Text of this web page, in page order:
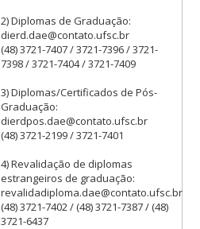
2) Diplomas de Graduação:
dierd.dae@contato.ufsc.br
(48) 3721-7407 / 3721-7396 / 3721-
7398 / 3721-7404 / 3721-7409
3) Diplomas/Certificados de Pós-
Graduação:
dierdpos.dae@contato.ufsc.br
(48) 3721-2199 / 3721-7401
4) Revalidação de diplomas
estrangeiros de graduação:
revalidadiploma.dae@contato.ufsc.br
(48) 3721-7402 / (48) 3721-7387 / (48)
3721-6437